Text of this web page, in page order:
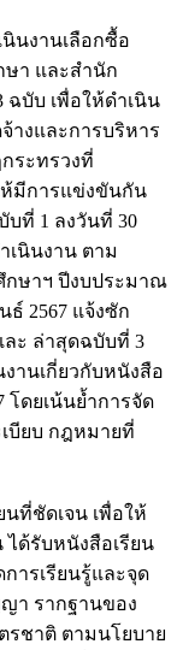
นงานเลือกซื้อ
ษา และสำนัก
บับ เพื่อให้ดำเนิน
งและการบริหาร
ระทรวงที่
ห้มีการแข่งขันกัน
บที่ 1 ลงวันที่ 30
เนินงาน ตาม
กษาฯ ปีงบประมาณ
2567 แจ้งซัก
ละ ล่าสุดฉบับที่ 3
านเกี่ยวกับหนังสือ
โดยเน้นย้ำการจัด
บียบ กฎหมายที่
ที่ชัดเจน เพื่อให้
ด้รับหนังสือเรียน
ารเรียนรู้และจุด
า รากฐานของ
รชาติ ตามนโยบาย